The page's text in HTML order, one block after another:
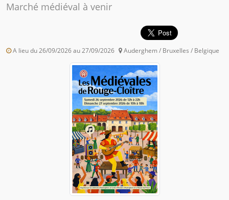
Marché médiéval à venir
A lieu du 26/09/2026 au 27/09/2026 Auderghem / Bruxelles / Belgique